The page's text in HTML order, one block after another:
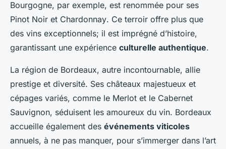
Bourgogne, par exemple, est renommée pour ses
Pinot Noir et Chardonnay. Ce terroir offre plus que
des vins exceptionnels; il est imprégné d’histoire,
garantissant une expérience culturelle authentique.
La région de Bordeaux, autre incontournable, allie
prestige et diversité. Ses châteaux majestueux et
cépages variés, comme le Merlot et le Cabernet
Sauvignon, séduisent les amoureux du vin. Bordeaux
accueille également des événements viticoles
annuels, à ne pas manquer, pour s’immerger dans l’art